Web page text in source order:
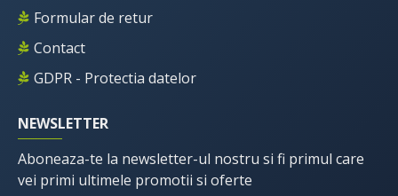
Formular de retur
Contact
GDPR - Protectia datelor
NEWSLETTER
Aboneaza-te la newsletter-ul nostru si fi primul care
vei primi ultimele promotii si oferte